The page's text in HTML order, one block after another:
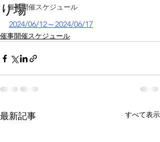
催事開催スケジュール
り場
2024/06/12～2024/06/17
催事開催スケジュール
最新記事 すべて表示